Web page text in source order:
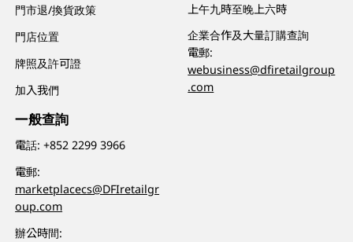
門市退/換貨政策
門店位置
牌照及許可證
加入我們
一般查詢
電話:+852 2299 3966
電郵:
marketplacecs@DFIretailgr
oup.com
辦公時間:
上午九時至晚上六時
企業合作及大量訂購查詢
電郵:
webusiness@dfiretailgroup
.com